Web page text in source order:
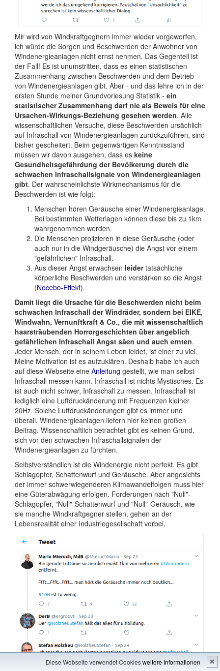
Diese Webseite verwendet Cookiesweitere Informationen ✖
Mir wird von Windkraftgegnern immer wieder vorgeworfen,
ich würde die Sorgen und Beschwerden der Anwohner von
Windenergieanlagen nicht ernst nehmen. Das Gegenteil ist
der Fall! Es ist unumstritten, dass es einen statistischen
Zusammenhang zwischen Beschwerden und dem Betrieb
von Windenergieanlagen gibt. Aber - und das lehre ich in der
ersten Stunde meiner Grundvorlesung Statistik - ein
statistischer Zusammenhang darf nie als Beweis für eine
Ursachen-Wirkungs-Beziehung gesehen werden. Alle
wissenschaftlichen Versuche, diese Beschwerden ursächlich
auf Infraschall von Windenergieanlagen zurückzuführen, sind
bisher gescheitert. Beim gegenwärtigen Kenntnisstand
müssen wir davon ausgehen, dass es keine
Gesundheitsgefährdung der Bevölkerung durch die
schwachen Infraschallsignale von Windenergieanlagen
gibt. Der wahrscheinlichste Wirkmechanismus für die
Beschwerden ist wie folgt:
Menschen hören Geräusche einer Windenergieanlage.
Bei bestimmten Wetterlagen können diese bis zu 1km
wahrgenommen werden.
Die Menschen projizieren in diese Geräusche (oder
auch nur in die Windgeräusche) die Angst vor einem
"gefährlichen" Infraschall.
Aus dieser Angst erwachsen leidertatsächliche
körperliche Beschwerden und verstärken so die Angst
(Nocebo-Effekt).
Damit liegt die Ursache für die Beschwerden nicht beim
schwachen Infraschall der Windräder, sondern bei EIKE,
Windwahn, Vernunftkraft & Co., die mit wissenschaftlich
haarsträubenden Horrorgeschichten über angeblich
gefährlichen Infraschall Angst säen und auch ernten.
Jeder Mensch, der in seinem Leben leidet, ist einer zu viel.
Meine Motivation ist es aufzuklären. Deshalb habe ich auch
auf diese Webseite eine Anleitung gestellt, wie man selbst
Infraschall messen kann. Infraschall ist nichts Mystisches. Es
ist auch nicht schwer, Infraschall zu messen. Infraschall ist
lediglich eine Luftdruckänderung mit Frequenzen kleiner
20Hz. Solche Luftdruckänderungen gibt es immer und
überall. Windenergieanlagen liefern hier keinen großen
Beitrag. Wissenschaftlich betrachtet gibt es keinen Grund,
sich vor den schwachen Infraschallsignalen der
Windenergieanlagen zu fürchten.
Selbstverständlich ist die Windenergie nicht perfekt. Es gibt
Schlagopfer, Schattenwurf und Geräusche. Aber angesichts
der immer schwerwiegenderen Klimawandelfolgen muss hier
eine Güterabwägung erfolgen. Forderungen nach "Null"-
Schlagopfer, "Null"-Schattenwurf und "Null"-Geräusch, wie
sie manche Windkraftgegner stellen, gehen an der
Lebensrealität einer Industriegesellschaft vorbei.